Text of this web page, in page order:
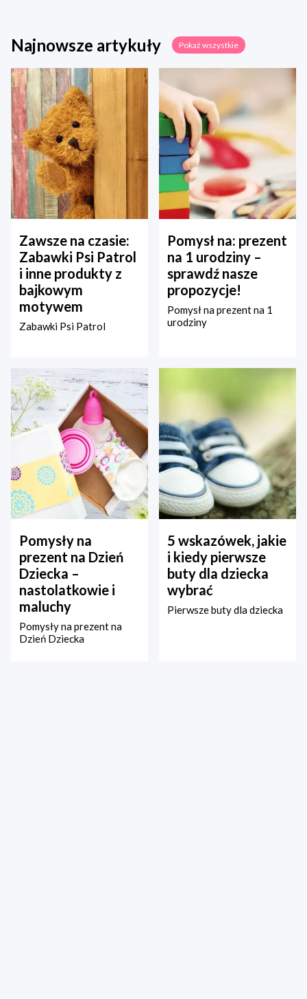
Najnowsze artykuły Pokaż wszystkie
Zawsze na czasie:
Zabawki Psi Patrol
i inne produkty z
bajkowym
motywem
Zabawki Psi Patrol
Pomysł na: prezent
na 1 urodziny –
sprawdź nasze
propozycje!
Pomysł na prezent na 1
urodziny
Pomysły na
prezent na Dzień
Dziecka –
nastolatkowie i
maluchy
Pomysły na prezent na
Dzień Dziecka
5 wskazówek, jakie
i kiedy pierwsze
buty dla dziecka
wybrać
Pierwsze buty dla dziecka